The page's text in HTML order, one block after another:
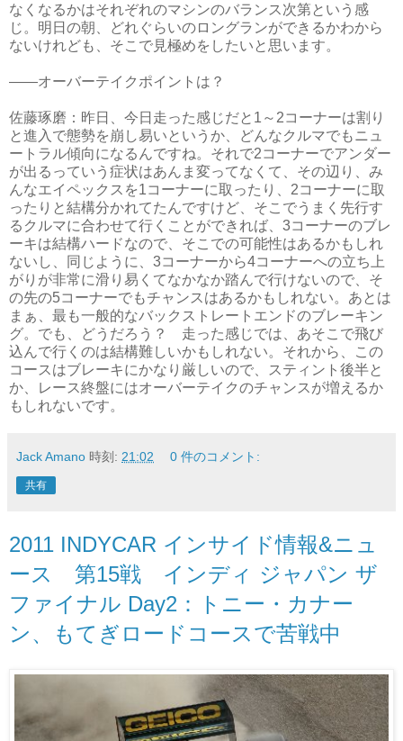
なくなるかはそれぞれのマシンのバランス次第という感
じ。明日の朝、どれぐらいのロングランができるかわから
ないけれども、そこで見極めをしたいと思います。
――オーバーテイクポイントは？
佐藤琢磨：昨日、今日走った感じだと1～2コーナーは割り
と進入で態勢を崩し易いというか、どんなクルマでもニュ
ートラル傾向になるんですね。それで2コーナーでアンダー
が出るっていう症状はあんま変ってなくて、その辺り、み
んなエイペックスを1コーナーに取ったり、2コーナーに取
ったりと結構分かれてたんですけど、そこでうまく先行す
るクルマに合わせて行くことができれば、3コーナーのブレ
ーキは結構ハードなので、そこでの可能性はあるかもしれ
ないし、同じように、3コーナーから4コーナーへの立ち上
がりが非常に滑り易くてなかなか踏んで行けないので、そ
の先の5コーナーでもチャンスはあるかもしれない。あとは
まぁ、最も一般的なバックストレートエンドのブレーキン
グ。でも、どうだろう？ 走った感じでは、あそこで飛び
込んで行くのは結構難しいかもしれない。それから、この
コースはブレーキにかなり厳しいので、スティント後半と
か、レース終盤にはオーバーテイクのチャンスが増えるか
もしれないです。
Jack Amano 時刻: 21:02 0 件のコメント:
共有
2011 INDYCAR インサイド情報&ニュ
ース 第15戦 インディ ジャパン ザ
ファイナル Day2：トニー・カナー
ン、もてぎロードコースで苦戦中